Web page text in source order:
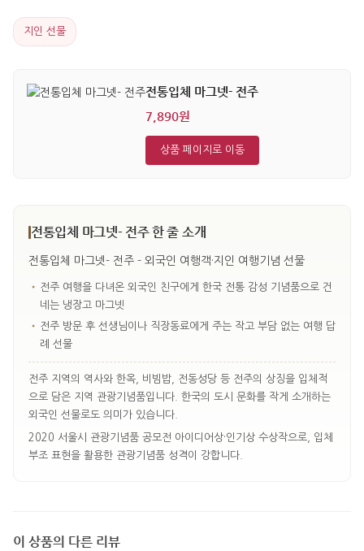
지인 선물
전통입체 마그넷- 전주
7,890원
상품 페이지로 이동
전통입체 마그넷- 전주 한 줄 소개
전통입체 마그넷- 전주 - 외국인 여행객·지인 여행기념 선물
• 전주 여행을 다녀온 외국인 친구에게 한국 전통 감성 기념품으로 건
네는 냉장고 마그넷
• 전주 방문 후 선생님이나 직장동료에게 주는 작고 부담 없는 여행 답
례 선물
전주 지역의 역사와 한옥, 비빔밥, 전동성당 등 전주의 상징을 입체적
으로 담은 지역 관광기념품입니다. 한국의 도시 문화를 작게 소개하는
외국인 선물로도 의미가 있습니다.
2020 서울시 관광기념품 공모전 아이디어상·인기상 수상작으로, 입체
부조 표현을 활용한 관광기념품 성격이 강합니다.
이 상품의 다른 리뷰